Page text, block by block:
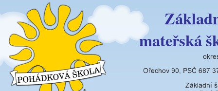
mateřská